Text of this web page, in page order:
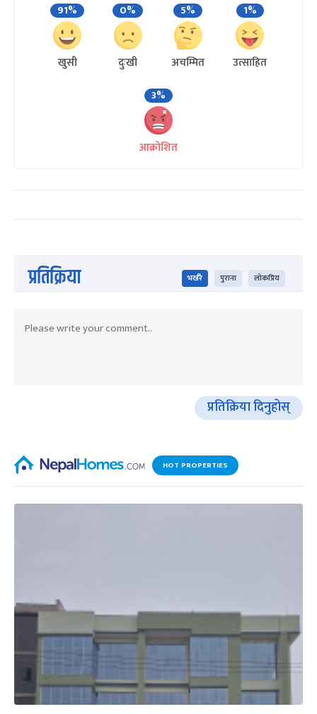
91%
खुसी
0%
दुःखी
5%
अचम्मित
1%
उत्साहित
3%
आक्रोशित
प्रतिक्रिया भर्खरै पुराना लोकप्रिय
प्रतिक्रिया दिनुहोस्
HOT PROPERTIES